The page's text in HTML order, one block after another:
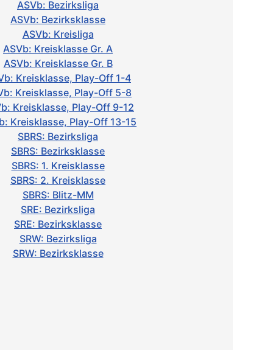
ASVb: Bezirksliga
ASVb: Bezirksklasse
ASVb: Kreisliga
ASVb: Kreisklasse Gr. A
ASVb: Kreisklasse Gr. B
Kreisklasse, Play-Off 1-4
Kreisklasse, Play-Off 5-8
Kreisklasse, Play-Off 9-12
Kreisklasse, Play-Off 13-15
SBRS: Bezirksliga
SBRS: Bezirksklasse
SBRS: 1. Kreisklasse
SBRS: 2. Kreisklasse
SBRS: Blitz-MM
SRE: Bezirksliga
SRE: Bezirksklasse
SRW: Bezirksliga
SRW: Bezirksklasse